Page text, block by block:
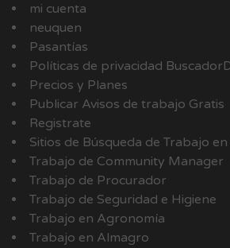
mi cuenta
neuquen
Pasantías
Políticas de privacidad
Precios y Planes
Publicar Avisos de trabajo Gratis
Registrate
Sitios de Búsqueda de Trabajo
Trabajo de Community Manager
Trabajo de Procurador
Trabajo de Seguridad e Higiene
Trabajo en Agronomía
Trabajo en Almagro